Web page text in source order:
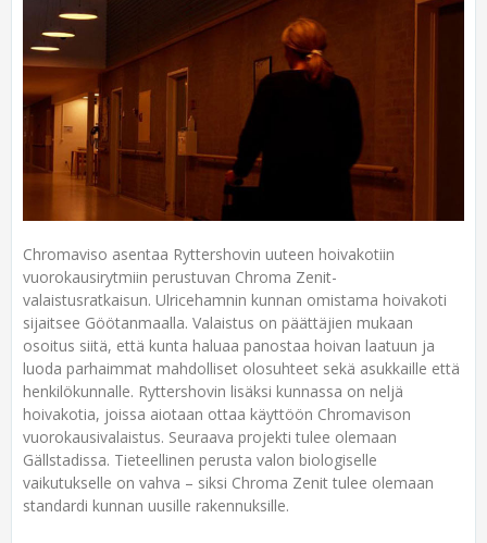
Chromaviso asentaa Ryttershovin uuteen hoivakotiin
vuorokausirytmiin perustuvan Chroma Zenit-
valaistusratkaisun. Ulricehamnin kunnan omistama hoivakoti
sijaitsee Göötanmaalla. Valaistus on päättäjien mukaan
osoitus siitä, että kunta haluaa panostaa hoivan laatuun ja
luoda parhaimmat mahdolliset olosuhteet sekä asukkaille että
henkilökunnalle. Ryttershovin lisäksi kunnassa on neljä
hoivakotia, joissa aiotaan ottaa käyttöön Chromavison
vuorokausivalaistus. Seuraava projekti tulee olemaan
Gällstadissa. Tieteellinen perusta valon biologiselle
vaikutukselle on vahva – siksi Chroma Zenit tulee olemaan
standardi kunnan uusille rakennuksille.